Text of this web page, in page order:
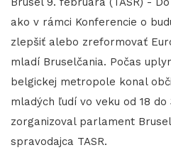
ako v rámci Konferencie o
zlepšiť alebo zreformovať
mladí Bruselčania. Počas
belgickej metropole konal
mladých ľudí vo veku od 18
zorganizoval parlament
spravodajca TASR.